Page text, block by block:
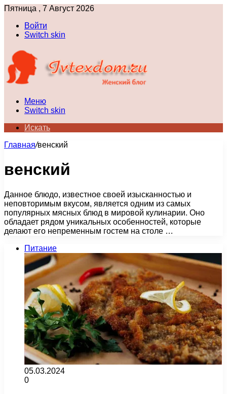
Пятница , 7 Август 2026
Войти
Switch skin
Меню
Switch skin
Искать
Главная/венский
венский
Данное блюдо, известное своей изысканностью и
неповторимым вкусом, является одним из самых
популярных мясных блюд в мировой кулинарии. Оно
обладает рядом уникальных особенностей, которые
делают его непременным гостем на столе …
Питание
05.03.2024
0